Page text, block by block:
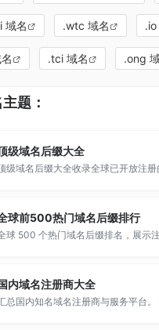
域名 .wtc 域名 .io
.tci 域名 .ong
题：
级域名后缀大全
球前500热门域名后缀排行
内域名注册商大全
总国内知名域名注册商与服务平台。